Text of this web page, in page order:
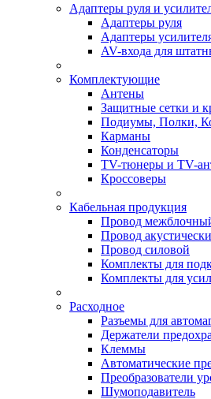
Адаптеры руля и
Адаптеры руля
Адаптеры
AV-входа для
Комплектующие
Антены
Защитные сетки и
Подиумы, Полки,
Карманы
Конденсаторы
TV-тюнеры и TV-
Кроссоверы
Кабельная продукция
Провод
Провод
Провод силовой
Комплекты для
Комплекты для
Расходное
Разъемы для
Держатели
Клеммы
Автоматические
Преобразователи
Шумоподавитель